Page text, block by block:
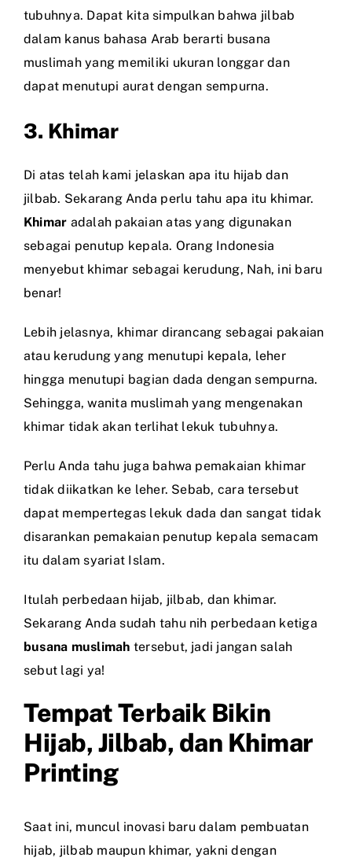
tubuhnya. Dapat kita simpulkan bahwa jilbab
dalam kanus bahasa Arab berarti busana
muslimah yang memiliki ukuran longgar dan
dapat menutupi aurat dengan sempurna.
3. Khimar
Di atas telah kami jelaskan apa itu hijab dan
jilbab. Sekarang Anda perlu tahu apa itu khimar.
Khimar adalah pakaian atas yang digunakan
sebagai penutup kepala. Orang Indonesia
menyebut khimar sebagai kerudung, Nah, ini baru
benar!
Lebih jelasnya, khimar dirancang sebagai pakaian
atau kerudung yang menutupi kepala, leher
hingga menutupi bagian dada dengan sempurna.
Sehingga, wanita muslimah yang mengenakan
khimar tidak akan terlihat lekuk tubuhnya.
Perlu Anda tahu juga bahwa pemakaian khimar
tidak diikatkan ke leher. Sebab, cara tersebut
dapat mempertegas lekuk dada dan sangat tidak
disarankan pemakaian penutup kepala semacam
itu dalam syariat Islam.
Itulah perbedaan hijab, jilbab, dan khimar.
Sekarang Anda sudah tahu nih perbedaan ketiga
busana muslimah tersebut, jadi jangan salah
sebut lagi ya!
Tempat Terbaik Bikin
Hijab, Jilbab, dan Khimar
Printing
Saat ini, muncul inovasi baru dalam pembuatan
hijab, jilbab maupun khimar, yakni dengan